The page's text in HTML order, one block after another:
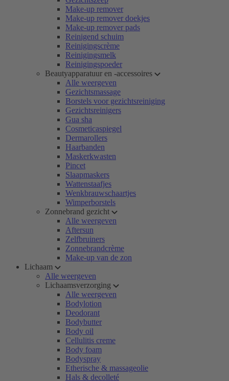
Make-up remover
Make-up remover doekjes
Make-up remover pads
Reinigend schuim
Reinigingscrème
Reinigingsmelk
Reinigingspoeder
Beautyapparatuur en -accessoires
Alle weergeven
Gezichtsmassage
Borstels voor gezichtsreiniging
Gezichtsreinigers
Gua sha
Cosmeticaspiegel
Dermarollers
Haarbanden
Maskerkwasten
Pincet
Slaapmaskers
Wattenstaafjes
Wenkbrauwschaartjes
Wimperborstels
Zonnebrand gezicht
Alle weergeven
Aftersun
Zelfbruiners
Zonnebrandcrème
Make-up van de zon
Lichaam
Alle weergeven
Lichaamsverzorging
Alle weergeven
Bodylotion
Deodorant
Bodybutter
Body oil
Cellulitis creme
Body foam
Bodyspray
Etherische & massageolie
Hals & decolleté